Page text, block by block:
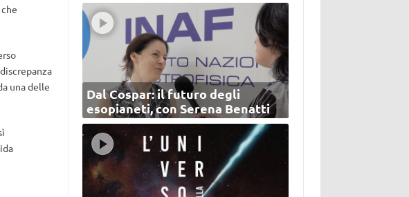
una delle
Dal Cospar: il futuro degli
esopianeti, con Serena Benatti